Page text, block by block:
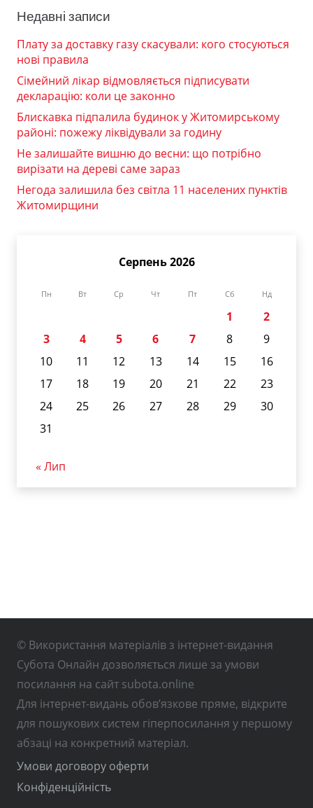
Недавні записи
Плату за доставку газу скасували: кого стосуються
нові правила
Сімейний лікар відмовляється підписувати
декларацію: коли це законно
Блискавка підпалила будинок у Житомирському
районі: пожежу ліквідували за годину
Не залишайте вишню до весни: що потрібно
вирізати на дереві саме зараз
Негода залишила без світла 11 населених пунктів
Житомирщини
Серпень 2026
Пн Вт Ср Чт Пт Сб Нд
1
2
3
4 5 6 7 8
9
10
11 12 13 14 15
16
17
18 19 20 21 22
23
24
25 26 27 28 29
30
31
« Лип
© Використання матеріалів з інтернет-видання
Субота Онлайн дозволяється лише за умови
посилання на сайт subota.online
Для інтернет-видань обов’язкове пряме, відкрите
для пошукових систем гіперпосилання у першому
абзаці на конкретний матеріал.
Умови договору оферти
Конфіденційність